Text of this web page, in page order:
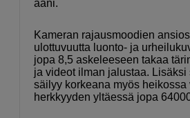
ääni.
Kameran rajausmoodien
ulottuvuutta luonto- ja
jopa 8,5 askeleeseen takaa
ja videot ilman jalustaa. Lisäksi
säilyy korkeana myös heikossa
herkkyyden yltäessä jopa